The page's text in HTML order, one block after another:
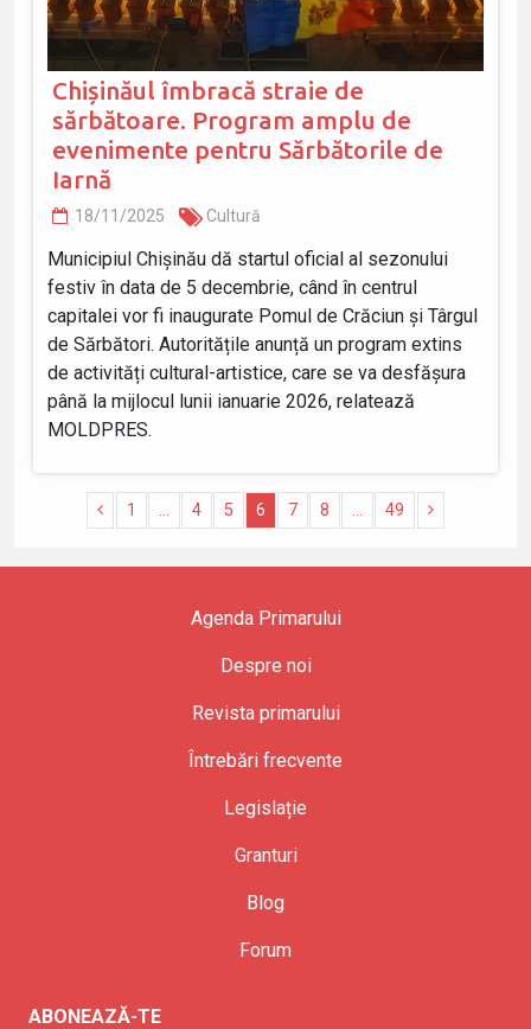
Chișinăul îmbracă straie de
sărbătoare. Program amplu de
evenimente pentru Sărbătorile de
Iarnă
18/11/2025 Cultură
Municipiul Chișinău dă startul oficial al sezonului
festiv în data de 5 decembrie, când în centrul
capitalei vor fi inaugurate Pomul de Crăciun și Târgul
de Sărbători. Autoritățile anunță un program extins
de activități cultural-artistice, care se va desfășura
până la mijlocul lunii ianuarie 2026, relatează
MOLDPRES.
1 ... 4 5 6 7 8 ... 49
Agenda Primarului
Despre noi
Revista primarului
Întrebări frecvente
Legislație
Granturi
Blog
Forum
ABONEAZĂ-TE